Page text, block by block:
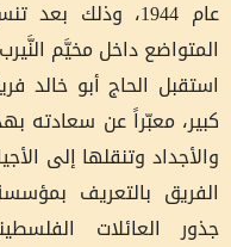
عام 1944،
المتواضع داخل مخيَّم
استقبل الحاج أبو
كبير، معبّراً عن سعادته
والأجداد وتنقلها إلى
الفريق بالتعريف
جذور العائلات